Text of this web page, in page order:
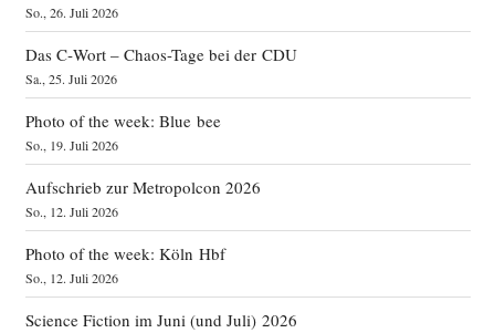
So., 26. Juli 2026
Das C‑Wort – Chaos-Tage bei der CDU
Sa., 25. Juli 2026
Photo of the week: Blue bee
So., 19. Juli 2026
Aufschrieb zur Metropolcon 2026
So., 12. Juli 2026
Photo of the week: Köln Hbf
So., 12. Juli 2026
Science Fiction im Juni (und Juli) 2026